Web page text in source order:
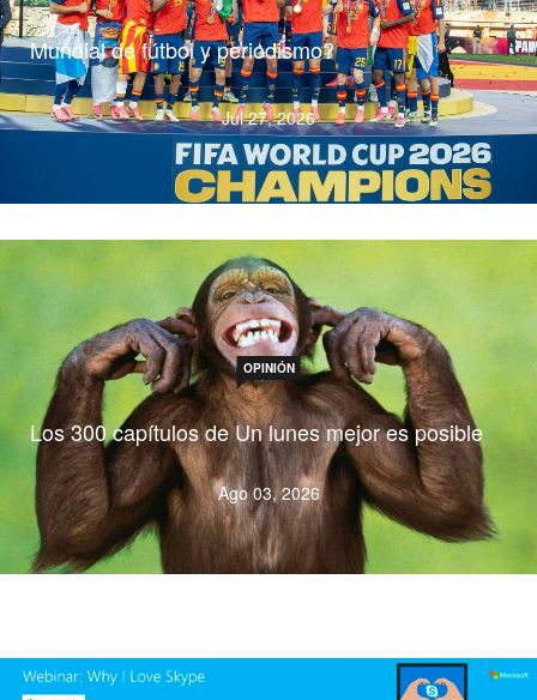
Mundial de fútbol y periodismo?
Jul 27, 2026
Los 300 capítulos de Un lunes mejor es posible
Ago 03, 2026
OPINIÓN